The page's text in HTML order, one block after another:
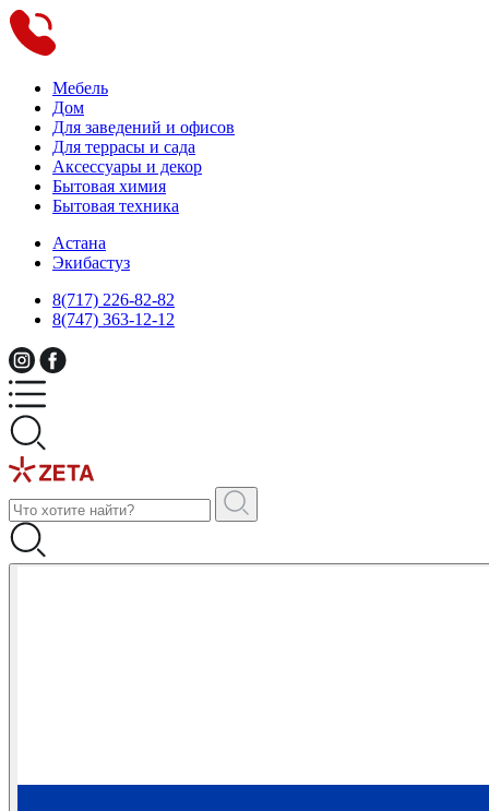
Мебель
Дом
Для заведений и офисов
Для террасы и сада
Аксессуары и декор
Бытовая химия
Бытовая техника
Астана
Экибастуз
8(717) 226-82-82
8(747) 363-12-12